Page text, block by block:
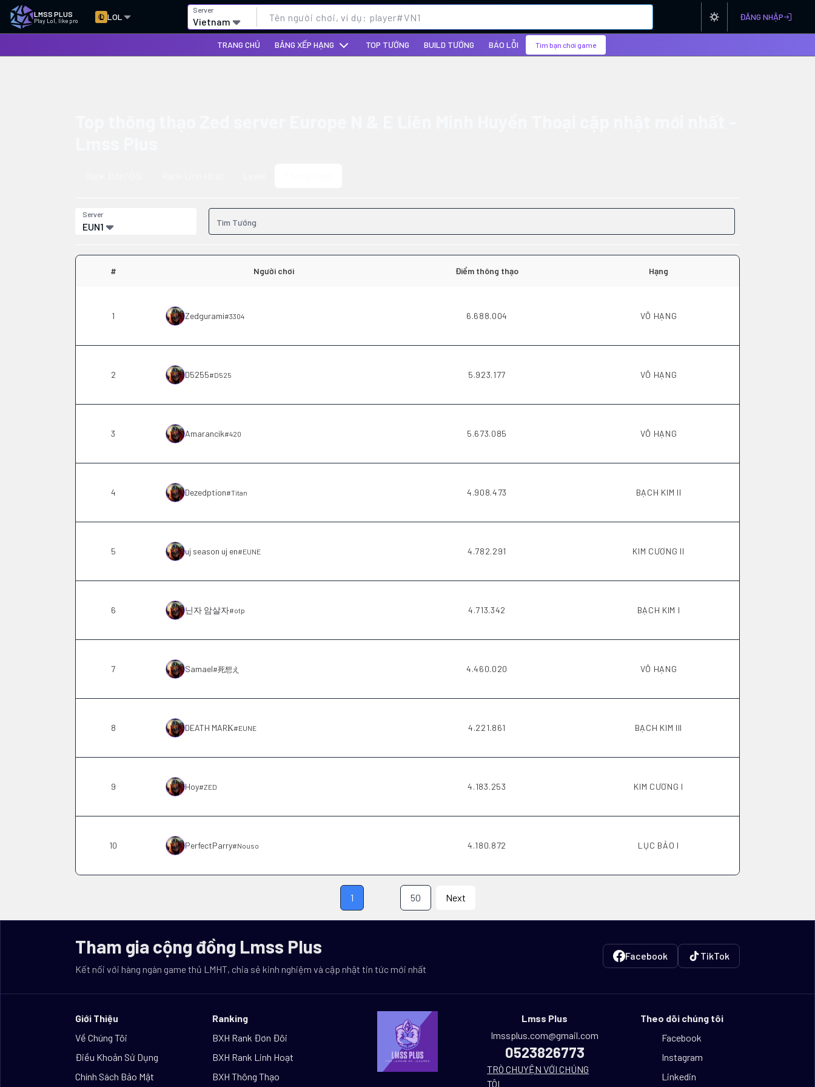
LMSS PLUS
Play Lol, like pro LOL
Server
Vietnam ĐĂNG NHẬP
TRANG CHỦ BẢNG XẾP HẠNG TOP TƯỚNG BUILD TƯỚNG BÁO LỖI Tìm bạn chơi game
Server
EUN1
# Người chơi Điểm thông thạo Hạng
1 Zedgurami#3304 6.688.004 VÔ HẠNG
2 D5255#D525 5.923.177 VÔ HẠNG
3 Amarancik#420 5.673.085 VÔ HẠNG
4 Dezedption#Titan 4.908.473 BẠCH KIM II
5 uj season uj en#EUNE 4.782.291 KIM CƯƠNG II
6 닌자 암살자#otp 4.713.342 BẠCH KIM I
7 Samael#死想え 4.460.020 VÔ HẠNG
8 DEATH MARΚ#EUNE 4.221.861 BẠCH KIM III
9 Hoy#ZED 4.183.253 KIM CƯƠNG I
10 PerfectParry#Nouso 4.180.872 LỤC BẢO I
1 50 Next
Tham gia cộng đồng Lmss Plus
Kết nối với hàng ngàn game thủ LMHT, chia sẻ kinh nghiệm và cập nhật tin tức mới nhất
Facebook TikTok
Giới Thiệu
Về Chúng Tôi
Điều Khoản Sử Dụng
Chính Sách Bảo Mật
Ranking
BXH Rank Đơn Đôi
BXH Rank Linh Hoạt
BXH Thông Thạo
Lmss Plus
lmssplus.com@gmail.com
0523826773
TRÒ CHUYỆN VỚI CHÚNG
TÔI
Theo dõi chúng tôi
Facebook
Instagram
Linkedin